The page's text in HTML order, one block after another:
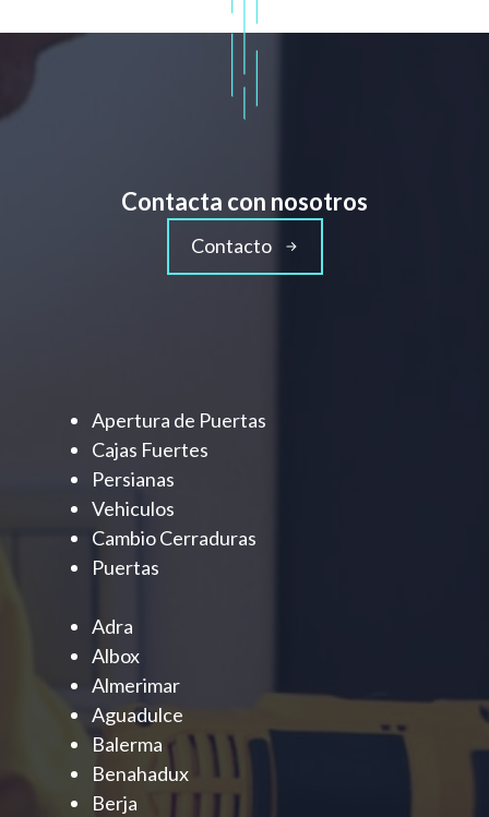
Contacta con nosotros
Contacto
Apertura de Puertas
Cajas Fuertes
Persianas
Vehiculos
Cambio Cerraduras
Puertas
Adra
Albox
Almerimar
Aguadulce
Balerma
Benahadux
Berja